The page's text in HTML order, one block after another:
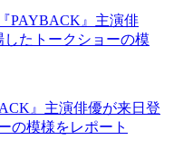
』主演俳優が来日登
の模様をレポート